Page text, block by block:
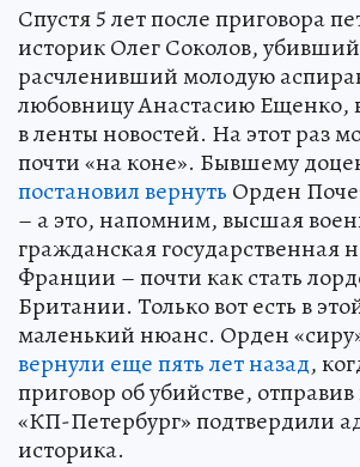
Спустя 5 лет после приговора
историк Олег Соколов,
расчленивший молодую
любовницу Анастасию Ещенко,
в ленты новостей. На этот раз
почти «на коне». Бывшему
постановил вернуть Орден
– а это, напомним, высшая
гражданская государственная
Франции – почти как стать
Британии. Только вот есть в
маленький нюанс. Орден
вернули еще пять лет назад,
приговор об убийстве,
«КП-Петербург» подтвердили
историка.